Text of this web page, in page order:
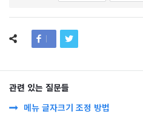
관련 있는 질문들
메뉴 글자크기 조정 방법